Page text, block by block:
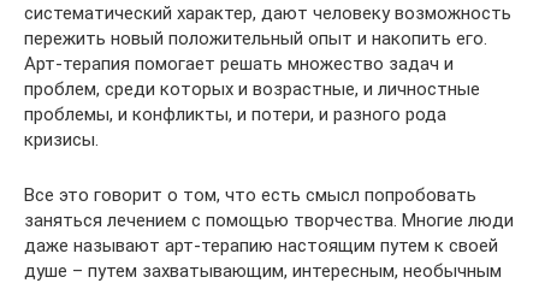
систематический характер, дают человеку возможность
пережить новый положительный опыт и накопить его.
Арт-терапия помогает решать множество задач и
проблем, среди которых и возрастные, и личностные
проблемы, и конфликты, и потери, и разного рода
кризисы.
Все это говорит о том, что есть смысл попробовать
заняться лечением с помощью творчества. Многие люди
даже называют арт-терапию настоящим путем к своей
душе – путем захватывающим, интересным, необычным